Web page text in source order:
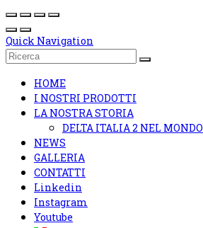
Quick Navigation
HOME
I NOSTRI PRODOTTI
LA NOSTRA STORIA
DELTA ITALIA 2 NEL MONDO
NEWS
GALLERIA
CONTATTI
Linkedin
Instagram
Youtube